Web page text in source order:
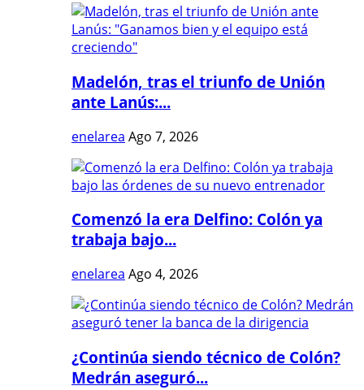
Madelón, tras el triunfo de Unión
ante Lanús:...
enelarea Ago 7, 2026
Comenzó la era Delfino: Colón ya
trabaja bajo...
enelarea Ago 4, 2026
¿Continúa siendo técnico de Colón?
Medrán aseguró...